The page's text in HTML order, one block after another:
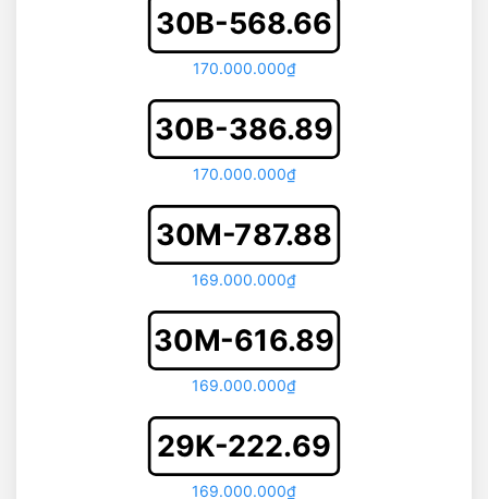
30B-568.66
170.000.000₫
30B-386.89
170.000.000₫
30M-787.88
169.000.000₫
30M-616.89
169.000.000₫
29K-222.69
169.000.000₫